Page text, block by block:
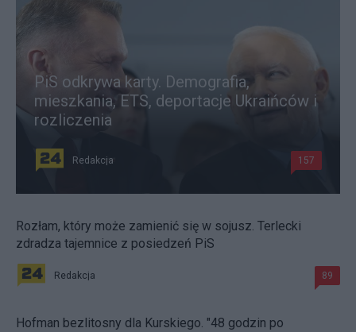
PiS odkrywa karty. Demografia,
mieszkania, ETS, deportacje Ukraińców i
rozliczenia
Redakcja 157
Rozłam, który może zamienić się w sojusz. Terlecki
zdradza tajemnice z posiedzeń PiS
Redakcja 89
Hofman bezlitosny dla Kurskiego. "48 godzin po